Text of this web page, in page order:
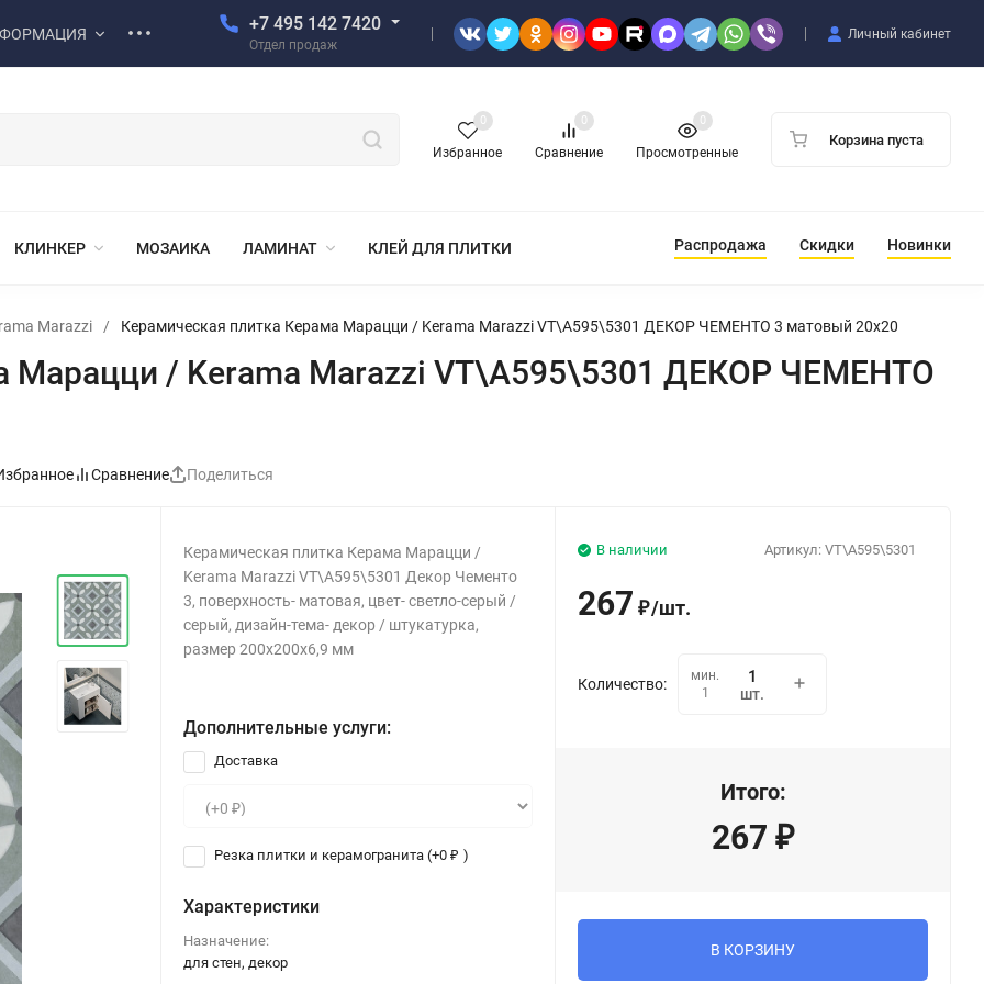
+7 495 142 7420
Отдел продаж
Личный кабинет
Избранное
0
Сравнение
0
Просмотренные
0
Корзина пуста
КЛИНКЕР МОЗАИКА ЛАМИНАТ КЛЕЙ ДЛЯ ПЛИТКИ Распродажа Скидки Новинки
Marazzi / Керамическая плитка Керама Марацци / Kerama Marazzi VT\A595\5301 ДЕКОР ЧЕМЕНТО 3 матовый 20x20
Марацци / Kerama Marazzi VT\A595\5301 ДЕКОР ЧЕМЕНТО
Сравнение Поделиться
Керамическая плитка Керама Марацци /
Kerama Marazzi VT\A595\5301 Декор Чементо
3, поверхность- матовая, цвет- светло-серый /
серый, дизайн-тема- декор / штукатурка,
размер 200x200x6,9 мм
Дополнительные услуги:
Доставка
Резка плитки и керамогранита (+0₽ )
Характеристики
Назначение:
для стен, декор
Артикул: VT\A595\5301
В наличии
267 ₽/шт.
Количество:
мин.
1
шт.
Итого:
267 ₽
В КОРЗИНУ